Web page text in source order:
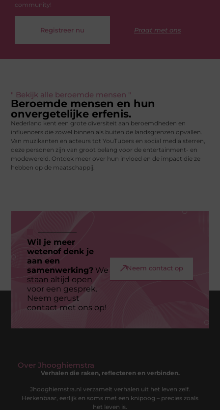
community!
Registreer nu Praat met ons
" Bekijk alle beroemde mensen "
Beroemde mensen en hun
onvergetelijke erfenis.
Nederland kent een grote diversiteit aan beroemdheden en
influencers die zowel binnen als buiten de landsgrenzen opvallen.
Van muzikanten en acteurs tot YouTubers en social media sterren,
deze personen zijn van groot belang voor de entertainment- en
modewereld. Ontdek meer over hun invloed en de impact die ze
hebben op de maatschappij.
Wil je meer
wetenof denk je
aan een
samenwerking?We
staan altijd open
voor een gesprek.
Neem gerust
contact met ons op!
Neem contact op
Over Jhooghiemstra
Verhalen die raken, reflecteren en verbinden.
Jhooghiemstra.nl verzamelt verhalen uit het leven zelf.
Herkenbaar, eerlijk en soms met een knipoog – precies zoals
het leven is.